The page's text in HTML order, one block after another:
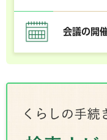
会議の開